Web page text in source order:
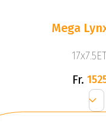
Mega
Fr.